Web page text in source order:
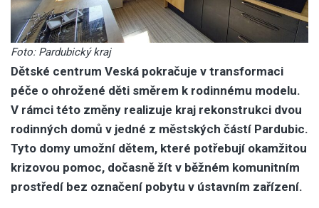
Foto: Pardubický kraj
Dětské centrum Veská pokračuje v transformaci
péče o ohrožené děti směrem k rodinnému modelu.
V rámci této změny realizuje kraj rekonstrukci dvou
rodinných domů v jedné z městských částí Pardubic.
Tyto domy umožní dětem, které potřebují okamžitou
krizovou pomoc, dočasně žít v běžném komunitním
prostředí bez označení pobytu v ústavním zařízení.